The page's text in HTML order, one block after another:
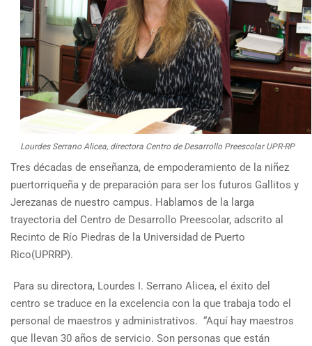
Lourdes Serrano Alicea, directora Centro de Desarrollo Preescolar UPR-RP
Tres décadas de enseñanza, de empoderamiento de la niñez
puertorriqueña y de preparación para ser los futuros Gallitos y
Jerezanas de nuestro campus. Hablamos de la larga
trayectoria del Centro de Desarrollo Preescolar, adscrito al
Recinto de Río Piedras de la Universidad de Puerto
Rico(UPRRP).
Para su directora, Lourdes I. Serrano Alicea, el éxito del
centro se traduce en la excelencia con la que trabaja todo el
personal de maestros y administrativos. “Aquí hay maestros
que llevan 30 años de servicio. Son personas que están